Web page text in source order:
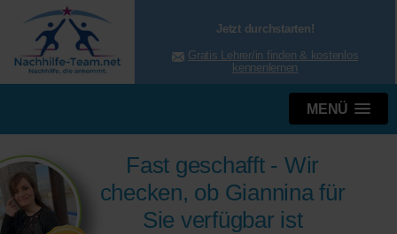
Jetzt durchstarten!
Gratis Lehrer/in finden & kostenlos
kennenlernen
MENÜ
Fast geschafft - Wir
checken, ob Giannina für
Sie verfügbar ist